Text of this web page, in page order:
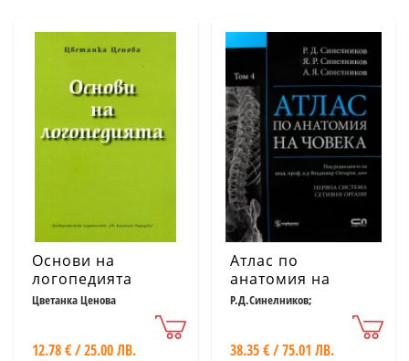
Основи на
логопедията
Цветанка Ценова
12.78 € / 25.00 ЛВ.
Атлас по
анатомия на
човека Т.4:
Нервна система,
Р.Д.Синелников;
Я.Р.Синелников;А.Я.Синелников
38.35 € / 75.01 ЛВ.